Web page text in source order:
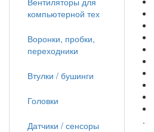
.
компьютерной тех
Воронки, пробки,
переходники
Втулки / бушинги
Головки
Датчики / сенсоры